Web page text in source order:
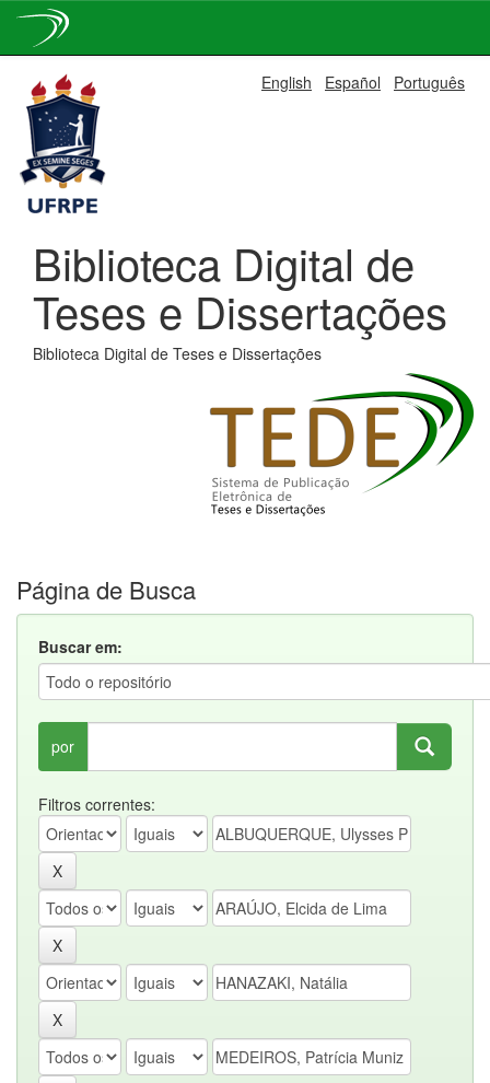
navigation
English Español Português
Biblioteca Digital de
Teses e Dissertações
Biblioteca Digital de Teses e Dissertações
Página de Busca
Buscar em:
por
Filtros correntes: